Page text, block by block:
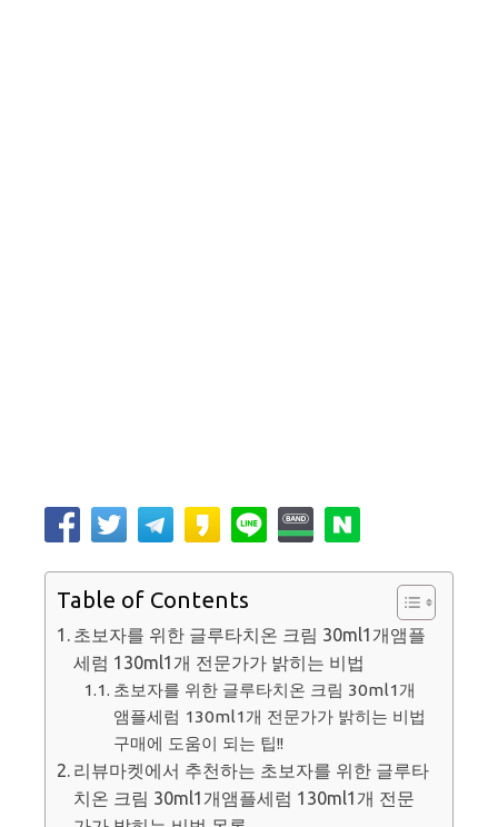
Table of Contents
초보자를 위한 글루타치온 크림 30ml1개앰플
세럼 130ml1개 전문가가 밝히는 비법
초보자를 위한 글루타치온 크림 30ml1개
앰플세럼 130ml1개 전문가가 밝히는 비법
구매에 도움이 되는 팁!!
리뷰마켓에서 추천하는 초보자를 위한 글루타
치온 크림 30ml1개앰플세럼 130ml1개 전문